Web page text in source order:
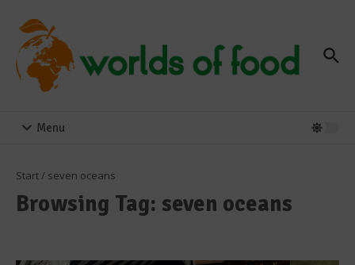
Menu
Start/ seven oceans
Browsing Tag: seven oceans